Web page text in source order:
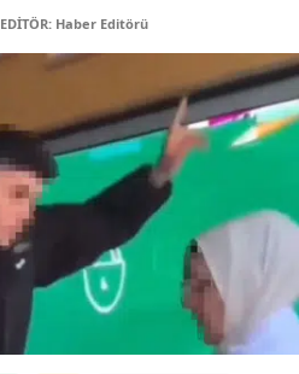
EDİTÖR: Haber Editörü